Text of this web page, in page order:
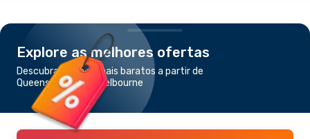
Explore as melhores ofertas
Descubra os voos mais baratos a partir de
Queenstown para Melbourne